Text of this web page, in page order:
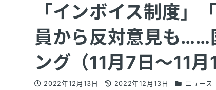
「インボイス制度」
員から反対意見も
ング（11月7日～11
2022年12月13日 2022年12月13日 ニュース